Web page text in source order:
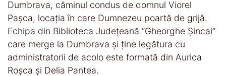
Dumbrava, căminul condus de domnul Viorel
Pașca, locația în care Dumnezeu poartă de grijă.
Echipa din Biblioteca Județeană ”Gheorghe Șincai”
care merge la Dumbrava și ține legătura cu
administratorii de acolo este formată din Aurica
Roșca și Delia Pantea.